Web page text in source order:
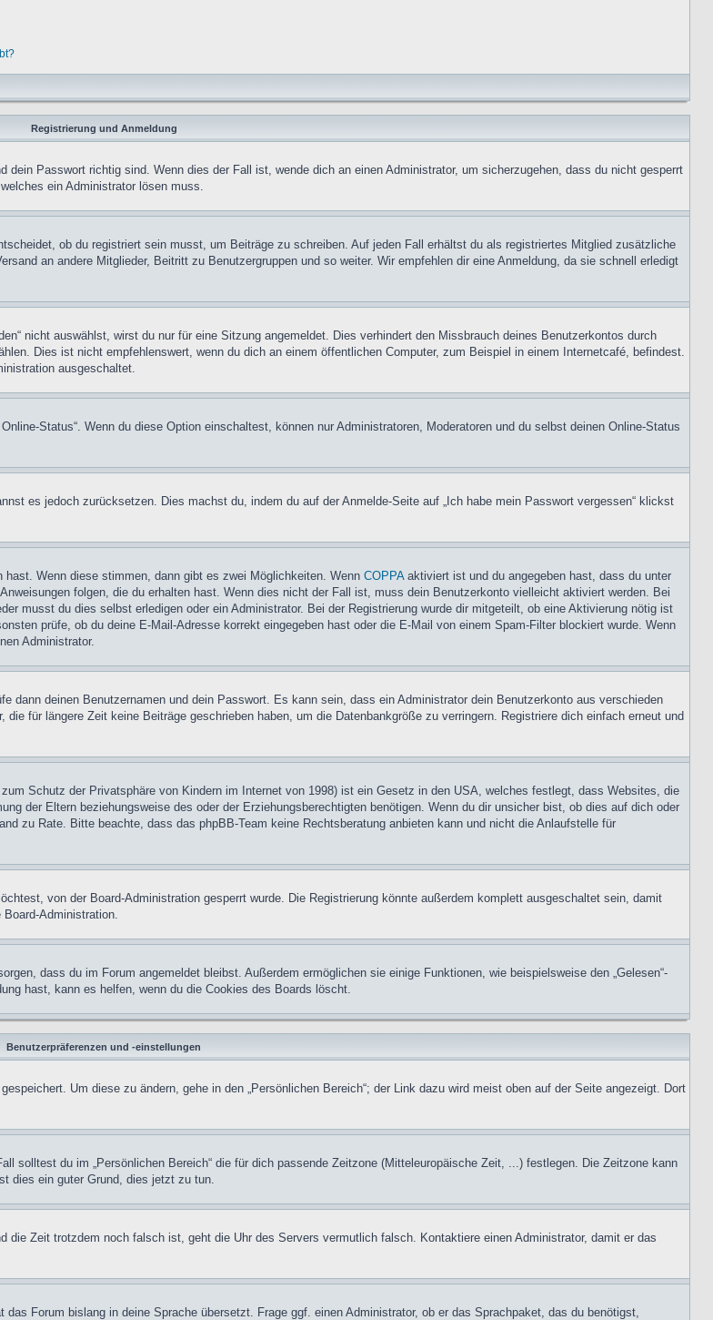
Registrierung und Anmeldung
Passwort richtig sind. Wenn dies der Fall ist, wende dich an einen Administrator, um sicherzugehen, dass du nicht gesperrt
ein Administrator lösen muss.
ob du registriert sein musst, um Beiträge zu schreiben. Auf jeden Fall erhältst du als registriertes Mitglied zusätzliche
an andere Mitglieder, Beitritt zu Benutzergruppen und so weiter. Wir empfehlen dir eine Anmeldung, da sie schnell erledigt
nicht auswählst, wirst du nur für eine Sitzung angemeldet. Dies verhindert den Missbrauch deines Benutzerkontos durch
Dies ist nicht empfehlenswert, wenn du dich an einem öffentlichen Computer, zum Beispiel in einem Internetcafé, befindest.
ausgeschaltet.
Status“. Wenn du diese Option einschaltest, können nur Administratoren, Moderatoren und du selbst deinen Online-Status
es jedoch zurücksetzen. Dies machst du, indem du auf der Anmelde-Seite auf „Ich habe mein Passwort vergessen“ klickst
Wenn diese stimmen, dann gibt es zwei Möglichkeiten. Wenn COPPAaktiviert ist und du angegeben hast, dass du unter
folgen, die du erhalten hast. Wenn dies nicht der Fall ist, muss dein Benutzerkonto vielleicht aktiviert werden. Bei
musst du dies selbst erledigen oder ein Administrator. Bei der Registrierung wurde dir mitgeteilt, ob eine Aktivierung nötig ist
prüfe, ob du deine E-Mail-Adresse korrekt eingegeben hast oder die E-Mail von einem Spam-Filter blockiert wurde. Wenn
Administrator.
dann deinen Benutzernamen und dein Passwort. Es kann sein, dass ein Administrator dein Benutzerkonto aus verschieden
für längere Zeit keine Beiträge geschrieben haben, um die Datenbankgröße zu verringern. Registriere dich einfach erneut und
Schutz der Privatsphäre von Kindern im Internet von 1998) ist ein Gesetz in den USA, welches festlegt, dass Websites, die
der Eltern beziehungsweise des oder der Erziehungsberechtigten benötigen. Wenn du dir unsicher bist, ob dies auf dich oder
zu Rate. Bitte beachte, dass das phpBB-Team keine Rechtsberatung anbieten kann und nicht die Anlaufstelle für
von der Board-Administration gesperrt wurde. Die Registrierung könnte außerdem komplett ausgeschaltet sein, damit
Administration.
dass du im Forum angemeldet bleibst. Außerdem ermöglichen sie einige Funktionen, wie beispielsweise den „Gelesen“-
hast, kann es helfen, wenn du die Cookies des Boards löscht.
Benutzerpräferenzen und -einstellungen
Um diese zu ändern, gehe in den „Persönlichen Bereich“; der Link dazu wird meist oben auf der Seite angezeigt. Dort
solltest du im „Persönlichen Bereich“ die für dich passende Zeitzone (Mitteleuropäische Zeit, ...) festlegen. Die Zeitzone kann
dies ein guter Grund, dies jetzt zu tun.
Zeit trotzdem noch falsch ist, geht die Uhr des Servers vermutlich falsch. Kontaktiere einen Administrator, damit er das
Forum bislang in deine Sprache übersetzt. Frage ggf. einen Administrator, ob er das Sprachpaket, das du benötigst,